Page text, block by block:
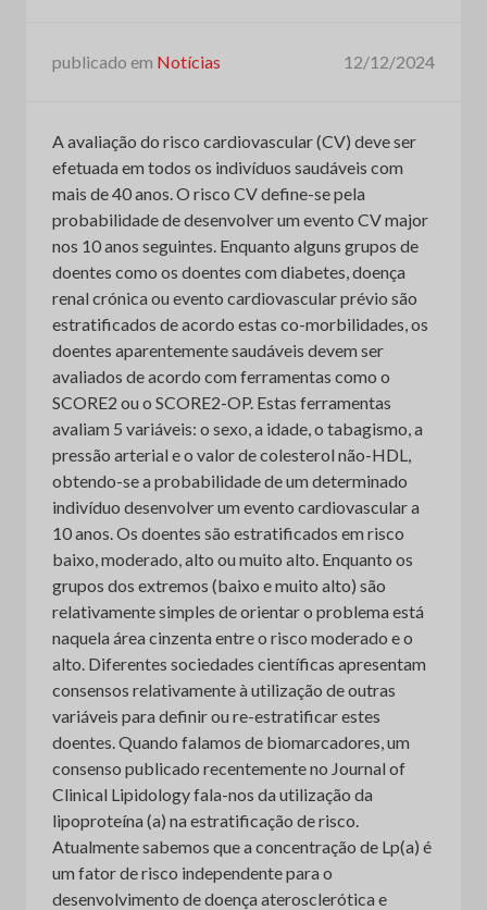
publicado em Notícias 12/12/2024
A avaliação do risco cardiovascular (CV) deve ser
efetuada em todos os indivíduos saudáveis com
mais de 40 anos. O risco CV define-se pela
probabilidade de desenvolver um evento CV major
nos 10 anos seguintes. Enquanto alguns grupos de
doentes como os doentes com diabetes, doença
renal crónica ou evento cardiovascular prévio são
estratificados de acordo estas co-morbilidades, os
doentes aparentemente saudáveis devem ser
avaliados de acordo com ferramentas como o
SCORE2 ou o SCORE2-OP. Estas ferramentas
avaliam 5 variáveis: o sexo, a idade, o tabagismo, a
pressão arterial e o valor de colesterol não-HDL,
obtendo-se a probabilidade de um determinado
indivíduo desenvolver um evento cardiovascular a
10 anos. Os doentes são estratificados em risco
baixo, moderado, alto ou muito alto. Enquanto os
grupos dos extremos (baixo e muito alto) são
relativamente simples de orientar o problema está
naquela área cinzenta entre o risco moderado e o
alto. Diferentes sociedades científicas apresentam
consensos relativamente à utilização de outras
variáveis para definir ou re-estratificar estes
doentes. Quando falamos de biomarcadores, um
consenso publicado recentemente no Journal of
Clinical Lipidology fala-nos da utilização da
lipoproteína (a) na estratificação de risco.
Atualmente sabemos que a concentração de Lp(a) é
um fator de risco independente para o
desenvolvimento de doença aterosclerótica e